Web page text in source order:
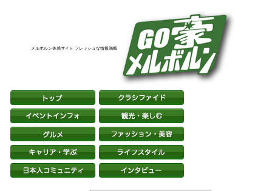
メルボルン体感サイト フレッシュな情報満載